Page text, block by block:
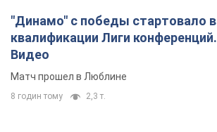
"Динамо" с победы стартовало в
квалификации Лиги конференций.
Видео
Матч прошел в Люблине
8 годин тому 2,3 т.